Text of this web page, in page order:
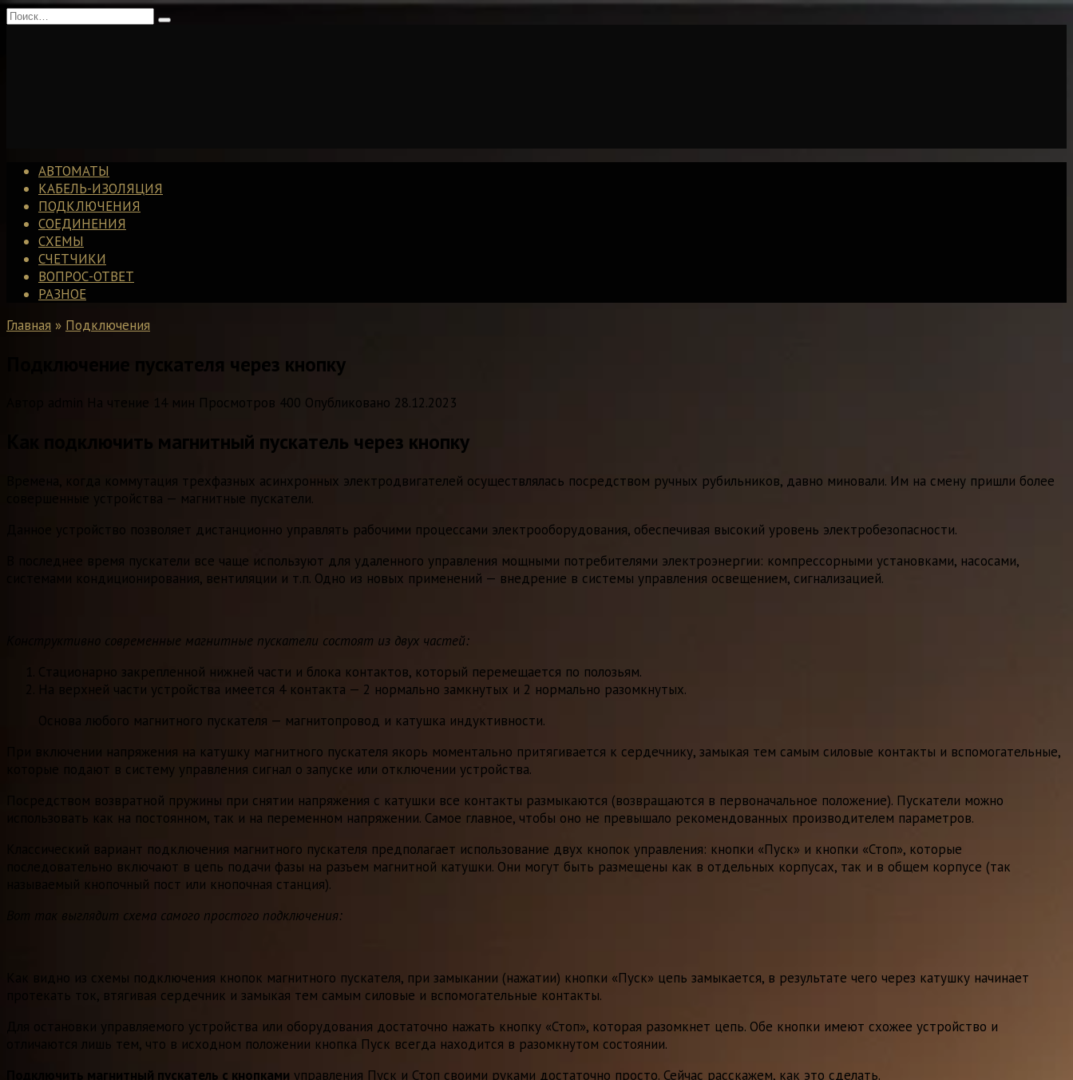
Перейти
Search
АВТОМАТЫ
КАБЕЛЬ-ИЗОЛЯЦИЯ
ПОДКЛЮЧЕНИЯ
СОЕДИНЕНИЯ
СХЕМЫ
СЧЕТЧИКИ
ВОПРОС-ОТВЕТ
РАЗНОЕ
Главная » Подключения
Подключение пускателя через кнопку
На чтение 14 мин Просмотров 400 Опубликовано 28.12.2023
Как подключить магнитный пускатель через кнопку
Времена, когда коммутация трехфазных асинхронных электродвигателей осуществлялась посредством ручных рубильников, давно миновали. Им на смену пришли более
совершенные устройства — магнитные пускатели.
Данное устройство позволяет дистанционно управлять рабочими процессами электрооборудования, обеспечивая высокий уровень электробезопасности.
В последнее время пускатели все чаще используют для удаленного управления мощными потребителями электроэнергии: компрессорными установками, насосами,
системами кондиционирования, вентиляции и т.п. Одно из новых применений — внедрение в системы управления освещением, сигнализацией.
Конструктивно современные магнитные пускатели состоят из двух частей:
Cтационарно закрепленной нижней части и блока контактов, который перемещается по полозьям.
На верхней части устройства имеется 4 контакта — 2 нормально замкнутых и 2 нормально разомкнутых.
Основа любого магнитного пускателя — магнитопровод и катушка индуктивности.
При включении напряжения на катушку магнитного пускателя якорь моментально притягивается к сердечнику, замыкая тем самым силовые контакты и вспомогательные,
которые подают в систему управления сигнал о запуске или отключении устройства.
Посредством возвратной пружины при снятии напряжения с катушки все контакты размыкаются (возвращаются в первоначальное положение). Пускатели можно
использовать как на постоянном, так и на переменном напряжении. Самое главное, чтобы оно не превышало рекомендованных производителем параметров.
Классический вариант подключения магнитного пускателя предполагает использование двух кнопок управления: кнопки «Пуск» и кнопки «Стоп», которые
последовательно включают в цепь подачи фазы на разъем магнитной катушки. Они могут быть размещены как в отдельных корпусах, так и в общем корпусе (так
называемый кнопочный пост или кнопочная станция).
Вот так выглядит схема самого простого подключения:
Как видно из схемы подключения кнопок магнитного пускателя, при замыкании (нажатии) кнопки «Пуск» цепь замыкается, в результате чего через катушку начинает
протекать ток, втягивая сердечник и замыкая тем самым силовые и вспомогательные контакты.
Для остановки управляемого устройства или оборудования достаточно нажать кнопку «Стоп», которая разомкнет цепь. Обе кнопки имеют схожее устройство и
отличаются лишь тем, что в исходном положении кнопка Пуск всегда находится в разомкнутом состоянии.
Подключить магнитный пускатель с кнопками управления Пуск и Стоп своими руками достаточно просто. Сейчас расскажем, как это сделать.